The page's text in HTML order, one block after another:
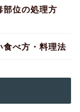
部位の処理方
食べ方・料理法